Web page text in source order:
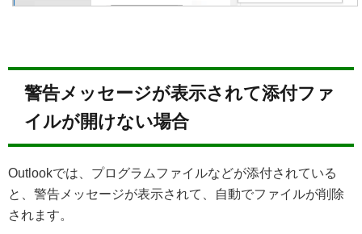
警告メッセージが表示されて添付ファ
イルが開けない場合
Outlookでは、プログラムファイルなどが添付されている
と、警告メッセージが表示されて、自動でファイルが削除
されます。